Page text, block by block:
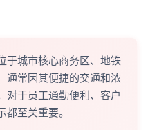
于城市核心商务区、地铁
通常因其便捷的交通和浓
对于员工通勤便利、客户
至关重要。